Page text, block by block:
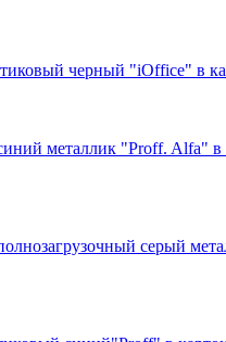
черный "iOffice" в
металлик "Proff. Alfa" в
серый